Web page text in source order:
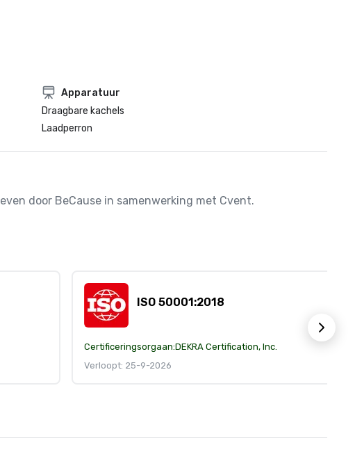
Apparatuur
Draagbare kachels
Laadperron
door BeCause in samenwerking met Cvent.
ISO 50001:2018
Certificeringsorgaan:DEKRA Certification, Inc.
Verloopt: 25-9-2026